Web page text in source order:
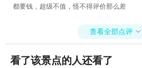
都要钱，超级不值，怪不得评价那么差
查看全部点评 
看了该景点的人还看了